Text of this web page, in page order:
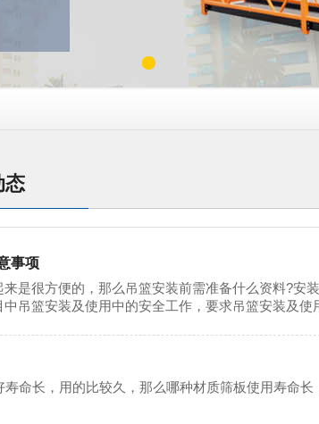
1
态
事项
很方便的，那么吊篮安装前需准备什么资料?
中吊篮安装及使用中的安全工作，要求吊篮安装及使
命长，用的比较久，那么哪种材质筛板使用寿命